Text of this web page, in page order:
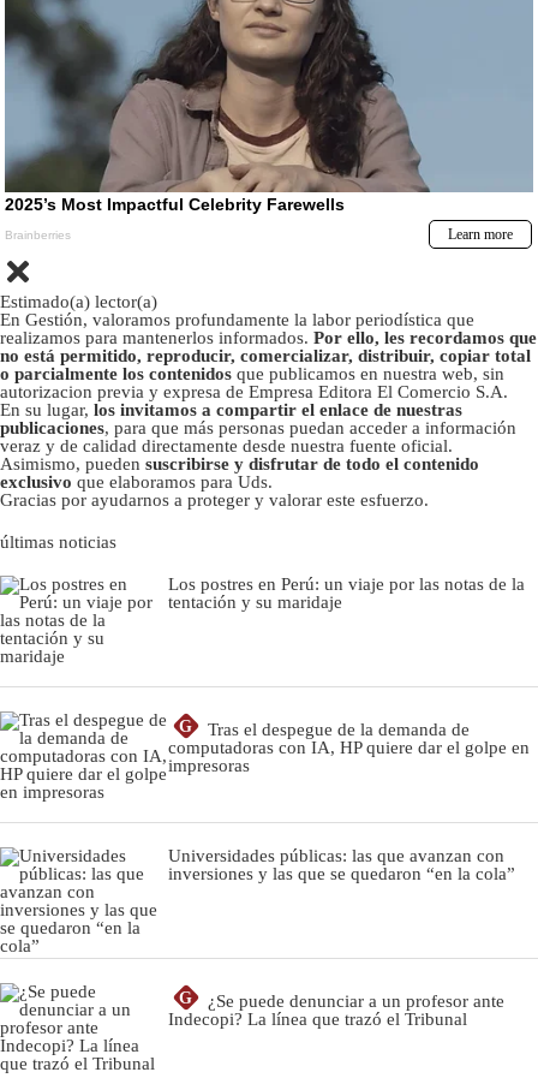
Estimado(a) lector(a)
En Gestión, valoramos profundamente la labor periodística que
realizamos para mantenerlos informados. Por ello, les recordamos que
no está permitido, reproducir, comercializar, distribuir, copiar total
o parcialmente los contenidos que publicamos en nuestra web, sin
autorizacion previa y expresa de Empresa Editora El Comercio S.A.
En su lugar, los invitamos a compartir el enlace de nuestras
publicaciones, para que más personas puedan acceder a información
veraz y de calidad directamente desde nuestra fuente oficial.
Asimismo, pueden suscribirse y disfrutar de todo el contenido
exclusivo que elaboramos para Uds.
Gracias por ayudarnos a proteger y valorar este esfuerzo.
últimas noticias
Los postres en Perú: un viaje por las notas de la
tentación y su maridaje
G
Tras el despegue de la demanda de
computadoras con IA, HP quiere dar el golpe en
impresoras
Universidades públicas: las que avanzan con
inversiones y las que se quedaron “en la cola”
G
¿Se puede denunciar a un profesor ante
Indecopi? La línea que trazó el Tribunal